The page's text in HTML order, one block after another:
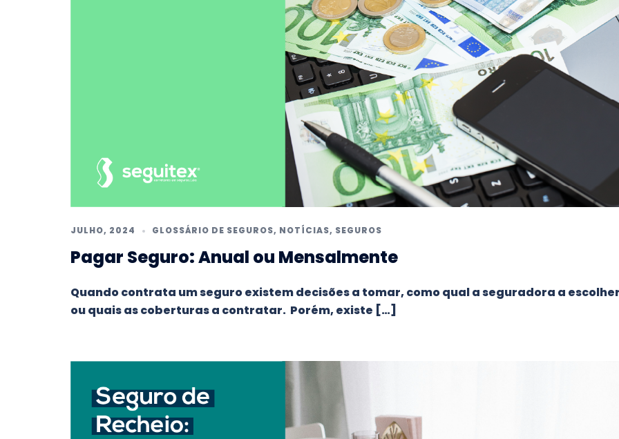
JULHO, 2024 GLOSSÁRIO DE SEGUROS, NOTÍCIAS, SEGUROS
Pagar Seguro: Anual ou Mensalmente
Quando contrata um seguro existem decisões a tomar, como qual a seguradora a
ou quais as coberturas a contratar. Porém, existe […]